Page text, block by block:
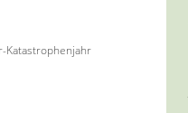
Katastrophenjahr